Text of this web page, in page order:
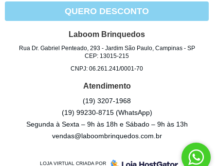
QUERO DESCONTO
Laboom Brinquedos
Rua Dr. Gabriel Penteado, 293- Jardim São Paulo, Campinas- SP
CEP: 13015-215
CNPJ: 06.261.241/0001-70
Atendimento
(19) 3207-1968
(19) 99230-8715 (WhatsApp)
Segunda à Sexta – 9h às 18h e Sábado – 9h às 13h
vendas@laboombrinquedos.com.br
LOJA VIRTUAL CRIADA POR